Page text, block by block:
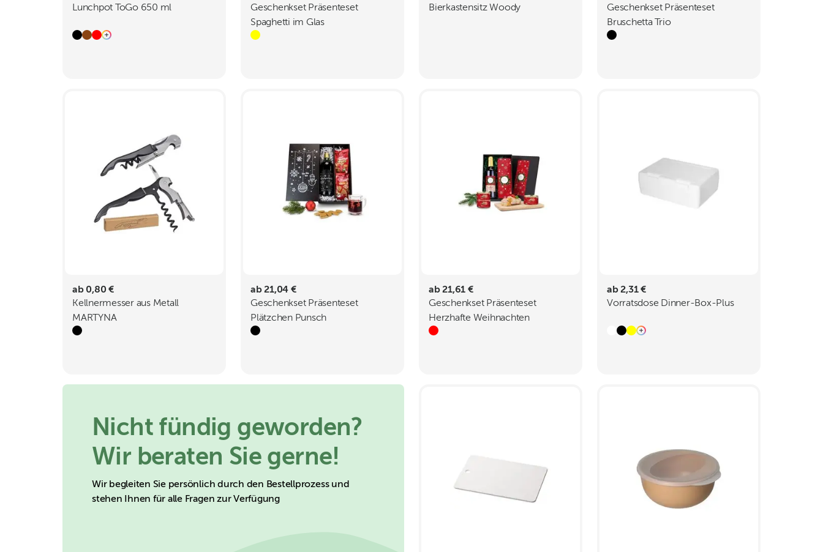
Lunchpot ToGo 650 ml
Geschenkset Präsenteset
Spaghetti im Glas
Bierkastensitz Woody
Geschenkset Präsenteset
Bruschetta Trio
ab 0,80 €
Kellnermesser aus Metall
MARTYNA
ab 21,04 €
Geschenkset Präsenteset
Plätzchen Punsch
ab 21,61 €
Geschenkset Präsenteset
Herzhafte Weihnachten
ab 2,31 €
Vorratsdose Dinner-Box-Plus
Nicht fündig geworden?
Wir beraten Sie gerne!
Wir begleiten Sie persönlich durch den Bestellprozess und
stehen Ihnen für alle Fragen zur Verfügung